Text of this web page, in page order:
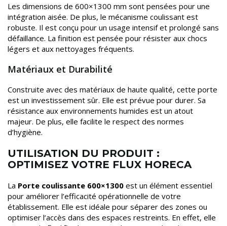
Les dimensions de 600×1300 mm sont pensées pour une
intégration aisée. De plus, le mécanisme coulissant est
robuste. Il est conçu pour un usage intensif et prolongé sans
défaillance. La finition est pensée pour résister aux chocs
légers et aux nettoyages fréquents.
Matériaux et Durabilité
Construite avec des matériaux de haute qualité, cette porte
est un investissement sûr. Elle est prévue pour durer. Sa
résistance aux environnements humides est un atout
majeur. De plus, elle facilite le respect des normes
d’hygiène.
UTILISATION DU PRODUIT :
OPTIMISEZ VOTRE FLUX HORECA
La Porte coulissante 600×1300 est un élément essentiel
pour améliorer l’efficacité opérationnelle de votre
établissement. Elle est idéale pour séparer des zones ou
optimiser l’accès dans des espaces restreints. En effet, elle